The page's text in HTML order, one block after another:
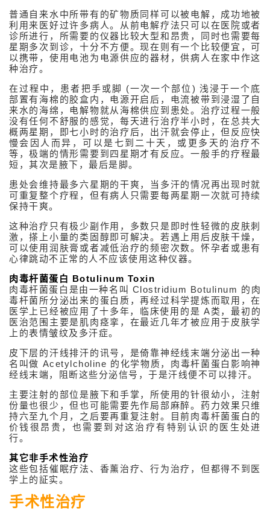
相
关
资
讯
性
医
学
美
容
网
站
Medical
Spa
Medical
Insight
普通自来水中所带有的矿物质同样可以被电解，成功地被
利用来医好过许多病人。从前电解疗法只可以在医院或者
诊所进行，所需要的仪器比较大型和昂贵，同时也需要每
星期多次到诊，十分不方便。现在则有一个比较便宜，可
以携带，使用电池为电源供应的器材，供病人在家中作这
种治疗。
在过程中，患者把手或脚 (一次一个部位) 浅浸于一个底
部置有海棉的胶盒内，电源开启后，电流被带到浸湿了自
来水的海绵，电解物就从海棉供应到患处。治疗过程一般
没有任何不舒服的感觉，每天进行治疗半小时，在总共大
概两星期，即七小时的治疗后，出汗就会停止，但反应快
慢会因人而异，可以是七到二十天，或更多天的治疗不
等，极端的情形需要到四星期才有反应。一般手的疗程最
短，其次是腋下，最后是脚。
患处会维持最多六星期的干爽，当多汗的情况再出现时就
可重复整个疗程，但有病人只需要每两星期一次就可持续
保持干爽。
这种治疗只有极少副作用，多数只是即时性轻微的皮肤刺
激，搽上小量的类固醇即可解决。若遇上用后皮肤干燥，
可以使用润肤膏或者减低治疗的频密次数。怀孕者或患有
心律跳动不正常的人不应该使用这种仪器。
肉毒杆菌蛋白 Botulinum Toxin
肉毒杆菌蛋白是由一种名叫 Clostridium Botulinum 的肉
毒杆菌所分泌出来的蛋白质，再经过科学提炼而取用，在
医学上已经被应用了十多年，临床使用的是 A类，最初的
医治范围主要是肌肉痉挛，在最近几年才被应用于皮肤学
上的表情皱纹及多汗症。
皮下层的汗线排汗的讯号，是倚靠神经线末端分泌出一种
名叫做 Acetylcholine 的化学物质，肉毒杆菌蛋白影响神
经线末端，阻断这些分泌信号，于是汗线便不可以排汗。
主要注射的部位是腋下和手掌，所使用的针很幼小，注射
份量也很少，但也可能需要先作局部麻醉。药力效果只维
持六至九个月，之后要再重复注射。目前肉毒杆菌蛋白的
价钱很昂贵，也需要到对这治疗有特别认识的医生处进
行。
其它非手术性治疗
这些包括催眠疗法、香薰治疗、行为治疗，但都得不到医
学上的証实。
手术性治疗